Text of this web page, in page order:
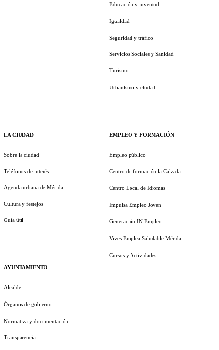
LA CIUDAD
Sobre la ciudad
Teléfonos de interés
Agenda urbana de Mérida
Cultura y festejos
Guía útil
AYUNTAMIENTO
Alcalde
Órganos de gobierno
Normativa y documentación
Transparencia
Educación y juventud
Igualdad
Seguridad y tráfico
Servicios Sociales y Sanidad
Turismo
Urbanismo y ciudad
EMPLEO Y FORMACIÓN
Empleo público
Centro de formación la Calzada
Centro Local de Idiomas
Impulsa Empleo Joven
Generación IN Empleo
Vives Emplea Saludable Mérida
Cursos y Actividades